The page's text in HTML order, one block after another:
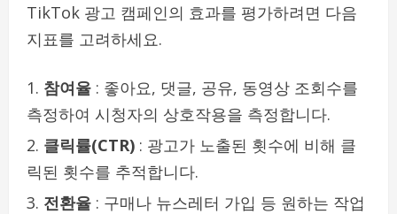
TikTok 광고 캠페인의 효과를 평가하려면 다음
지표를 고려하세요.
참여율 : 좋아요, 댓글, 공유, 동영상 조회수를
측정하여 시청자의 상호작용을 측정합니다.
클릭률(CTR) : 광고가 노출된 횟수에 비해 클
릭된 횟수를 추적합니다.
전환율 : 구매나 뉴스레터 가입 등 원하는 작업